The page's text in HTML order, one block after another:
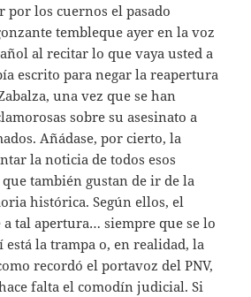
por los cuernos el pasado
tembleque ayer en la voz
al recitar lo que vaya usted a
escrito para negar la reapertura
una vez que se han
sobre su asesinato a
Añádase, por cierto, la
la noticia de todos esos
también gustan de ir de la
histórica. Según ellos, el
a tal apertura… siempre que se lo
está la trampa o, en realidad, la
recordó el portavoz del PNV,
falta el comodín judicial. Si